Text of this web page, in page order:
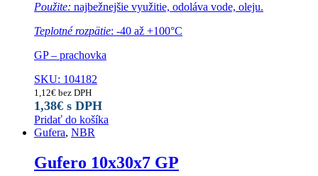
Použite: najbežnejšie využitie, odoláva vode, oleju.
Teplotné rozpätie: -40 až +100°C
GP – prachovka
SKU: 104182
1,12€ bez DPH
1,38€ s DPH
Pridať do košíka
Gufera, NBR
Gufero 10x30x7 GP